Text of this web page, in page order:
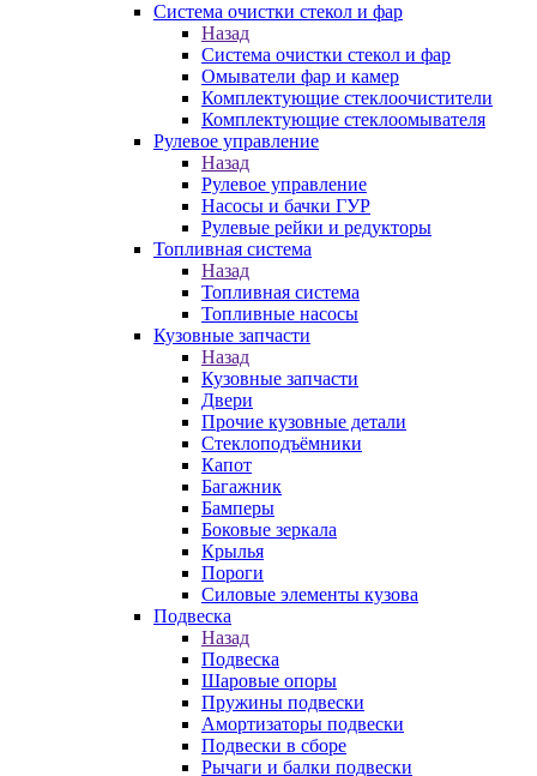
Система очистки стекол и фар
Назад
Система очистки стекол и фар
Омыватели фар и камер
Комплектующие стеклоочистители
Комплектующие стеклоомывателя
Рулевое управление
Назад
Рулевое управление
Насосы и бачки ГУР
Рулевые рейки и редукторы
Топливная система
Назад
Топливная система
Топливные насосы
Кузовные запчасти
Назад
Кузовные запчасти
Двери
Прочие кузовные детали
Стеклоподъёмники
Капот
Багажник
Бамперы
Боковые зеркала
Крылья
Пороги
Силовые элементы кузова
Подвеска
Назад
Подвеска
Шаровые опоры
Пружины подвески
Амортизаторы подвески
Подвески в сборе
Рычаги и балки подвески